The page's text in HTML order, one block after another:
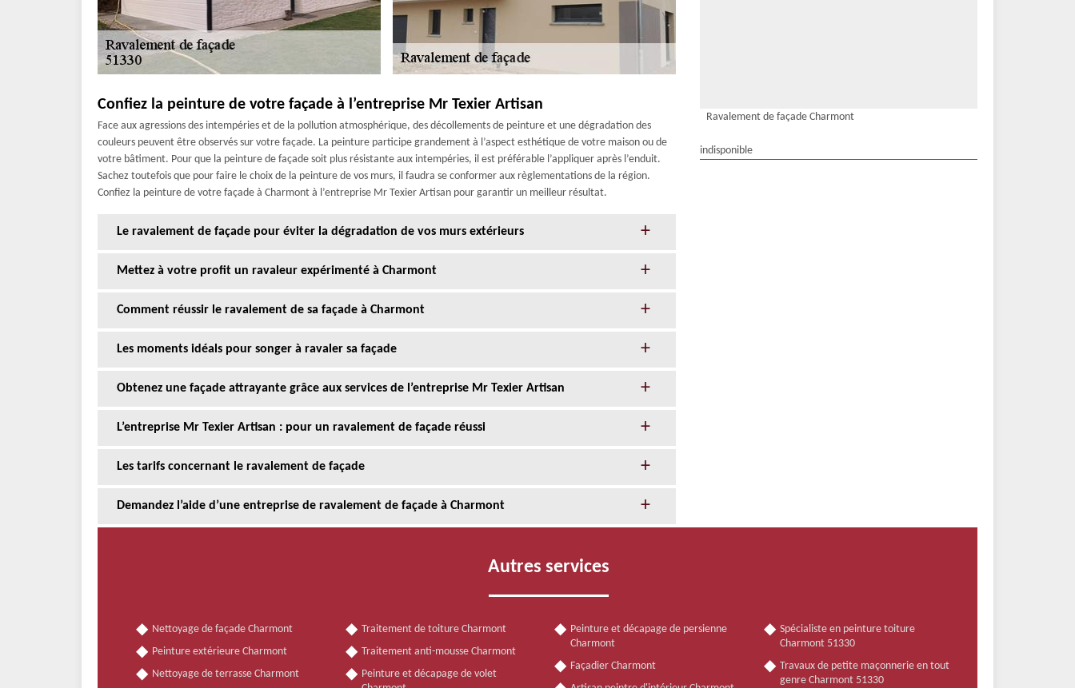
Confiez la peinture de votre façade à l’entreprise Mr Texier Artisan
Face aux agressions des intempéries et de la pollution atmosphérique, des décollements de peinture et une dégradation des
couleurs peuvent être observés sur votre façade. La peinture participe grandement à l’aspect esthétique de votre maison ou de
votre bâtiment. Pour que la peinture de façade soit plus résistante aux intempéries, il est préférable l’appliquer après l’enduit.
Sachez toutefois que pour faire le choix de la peinture de vos murs, il faudra se conformer aux règlementations de la région.
Confiez la peinture de votre façade à Charmont à l’entreprise Mr Texier Artisan pour garantir un meilleur résultat.
Le ravalement de façade pour éviter la dégradation de vos murs extérieurs
Mettez à votre profit un ravaleur expérimenté à Charmont
Comment réussir le ravalement de sa façade à Charmont
Les moments idéals pour songer à ravaler sa façade
Obtenez une façade attrayante grâce aux services de l’entreprise Mr Texier Artisan
L’entreprise Mr Texier Artisan : pour un ravalement de façade réussi
Les tarifs concernant le ravalement de façade
Demandez l’aide d’une entreprise de ravalement de façade à Charmont
Ravalement de façade Charmont
indisponible
Autres services
Nettoyage de façade Charmont
Peinture extérieure Charmont
Nettoyage de terrasse Charmont
Traitement de toiture Charmont
Traitement anti-mousse Charmont
Peinture et décapage de volet
Peinture et décapage de persienne
Charmont
Façadier Charmont
Spécialiste en peinture toiture
Charmont 51330
Travaux de petite maçonnerie en tout
genre Charmont 51330